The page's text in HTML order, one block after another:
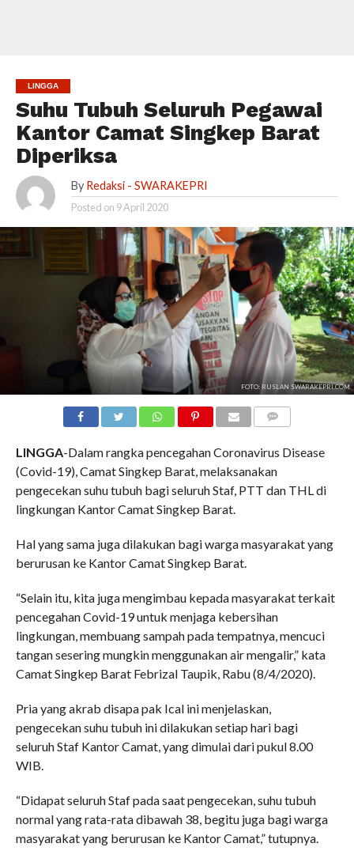
LINGGA
Suhu Tubuh Seluruh Pegawai
Kantor Camat Singkep Barat
Diperiksa
By Redaksi - SWARAKEPRI
Posted on 9 April 2020
FOTO: RUSLAN SWARAKEPRI.COM
LINGGA-Dalam rangka pencegahan Coronavirus Disease
(Covid-19), Camat Singkep Barat, melaksanakan
pengecekan suhu tubuh bagi seluruh Staf, PTT dan THL di
lingkungan Kantor Camat Singkep Barat.
Hal yang sama juga dilakukan bagi warga masyarakat yang
berurusan ke Kantor Camat Singkep Barat.
“Selain itu, kita juga mengimbau kepada masyarakat terkait
pencegahan Covid-19 untuk menjaga kebersihan
lingkungan, membuang sampah pada tempatnya, mencuci
tangan sesering mungkin menggunakan air mengalir,” kata
Camat Singkep Barat Febrizal Taupik, Rabu (8/4/2020).
Pria yang akrab disapa pak Ical ini menjelaskan,
pengecekan suhu tubuh ini dilakukan setiap hari bagi
seluruh Staf Kantor Camat, yang dimulai dari pukul 8.00
WIB.
“Didapat seluruh Staf pada saat pengecekan, suhu tubuh
normal yang rata-rata dibawah 38, begitu juga bagi warga
masyarakat yang berurusan ke Kantor Camat,” tutupnya.